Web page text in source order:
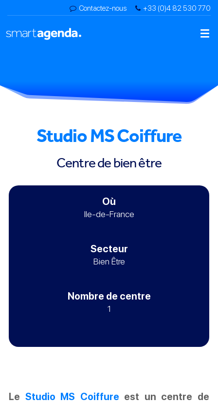
Contactez-nous +33 (0)4 82 530 770
Studio MS Coiffure
Centre de bien être
Où
Ile-de-France
Secteur
Bien Être
Nombre de centre
1
Le Studio MS Coiffure est un centre de